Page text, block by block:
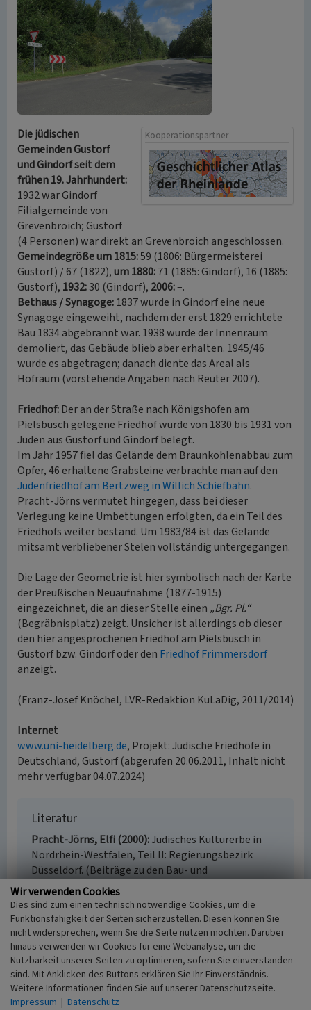
Kooperationspartner
Die jüdischen
Gemeinden Gustorf
und Gindorf seit dem
frühen 19. Jahrhundert:
1932 war Gindorf
Filialgemeinde von
Grevenbroich; Gustorf
(4 Personen) war direkt an Grevenbroich angeschlossen.
Gemeindegröße um 1815:59 (1806: Bürgermeisterei
Gustorf) / 67 (1822),um 1880:71 (1885: Gindorf), 16 (1885:
Gustorf), 1932:30 (Gindorf), 2006:–.
Bethaus / Synagoge:1837 wurde in Gindorf eine neue
Synagoge eingeweiht, nachdem der erst 1829 errichtete
Bau 1834 abgebrannt war. 1938 wurde der Innenraum
demoliert, das Gebäude blieb aber erhalten. 1945/46
wurde es abgetragen; danach diente das Areal als
Hofraum (vorstehende Angaben nach Reuter 2007).
Friedhof:Der an der Straße nach Königshofen am
Pielsbusch gelegene Friedhof wurde von 1830 bis 1931 von
Juden aus Gustorf und Gindorf belegt.
Im Jahr 1957 fiel das Gelände dem Braunkohlenabbau zum
Opfer, 46 erhaltene Grabsteine verbrachte man auf den
Judenfriedhof am Bertzweg in Willich Schiefbahn.
Pracht-Jörns vermutet hingegen, dass bei dieser
Verlegung keine Umbettungen erfolgten, da ein Teil des
Friedhofs weiter bestand. Um 1983/84 ist das Gelände
mitsamt verbliebener Stelen vollständig untergegangen.
Die Lage der Geometrie ist hier symbolisch nach der Karte
der Preußischen Neuaufnahme (1877-1915)
eingezeichnet, die an dieser Stelle einen „Bgr. Pl.“
(Begräbnisplatz) zeigt. Unsicher ist allerdings ob dieser
den hier angesprochenen Friedhof am Pielsbusch in
Gustorf bzw. Gindorf oder den Friedhof Frimmersdorf
anzeigt.
(Franz-Josef Knöchel, LVR-Redaktion KuLaDig, 2011/2014)
Internet
www.uni-heidelberg.de, Projekt: Jüdische Friedhöfe in
Deutschland, Gustorf (abgerufen 20.06.2011, Inhalt nicht
mehr verfügbar 04.07.2024)
Literatur
Pracht-Jörns, Elfi (2000) Jüdisches Kulturerbe in
Nordrhein-Westfalen, Teil II: Regierungsbezirk
Düsseldorf. (Beiträge zu den Bau- und
Kunstdenkmälern im Rheinland 34.2.) S. 442-445,
Köln.
Reuter, Ursula (2007) Jüdische Gemeinden vom
frühen 19. bis zum Beginn des 21. Jahrhunderts.
(Geschichtlicher Atlas der Rheinlande, VIII.8.) S. 44,
Bonn.
Wir verwenden Cookies
Dies sind zum einen technisch notwendige Cookies, um die
Funktionsfähigkeit der Seiten sicherzustellen. Diesen können Sie
nicht widersprechen, wenn Sie die Seite nutzen möchten. Darüber
hinaus verwenden wir Cookies für eine Webanalyse, um die
Nutzbarkeit unserer Seiten zu optimieren, sofern Sie einverstanden
sind. Mit Anklicken des Buttons erklären Sie Ihr Einverständnis.
Weitere Informationen finden Sie auf unserer Datenschutzseite.
Impressum | Datenschutz